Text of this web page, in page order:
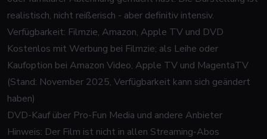
realistisch, nicht reißerisch - aber definitiv intensiv.
Verfügbarkeit: Filmzie, Amazon, Apple TV und DVD
Kostenlos mit Werbung bei Filmzie; als Leihe oder
Kaufoption bei Amazon Video, Apple TV und MagentaTV
(Stand: November 2025, Verfügbarkeit kann sich geändert
haben)
DVD-Kauf über Pro-Fun Media und andere Anbieter
Hinweis: Der Film ist nicht in allen Streaming-Abos